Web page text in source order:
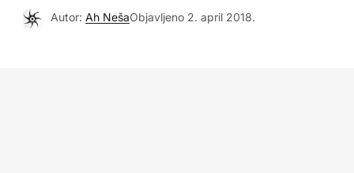
Autor: Ah NešaObjavljeno 2. april 2018.